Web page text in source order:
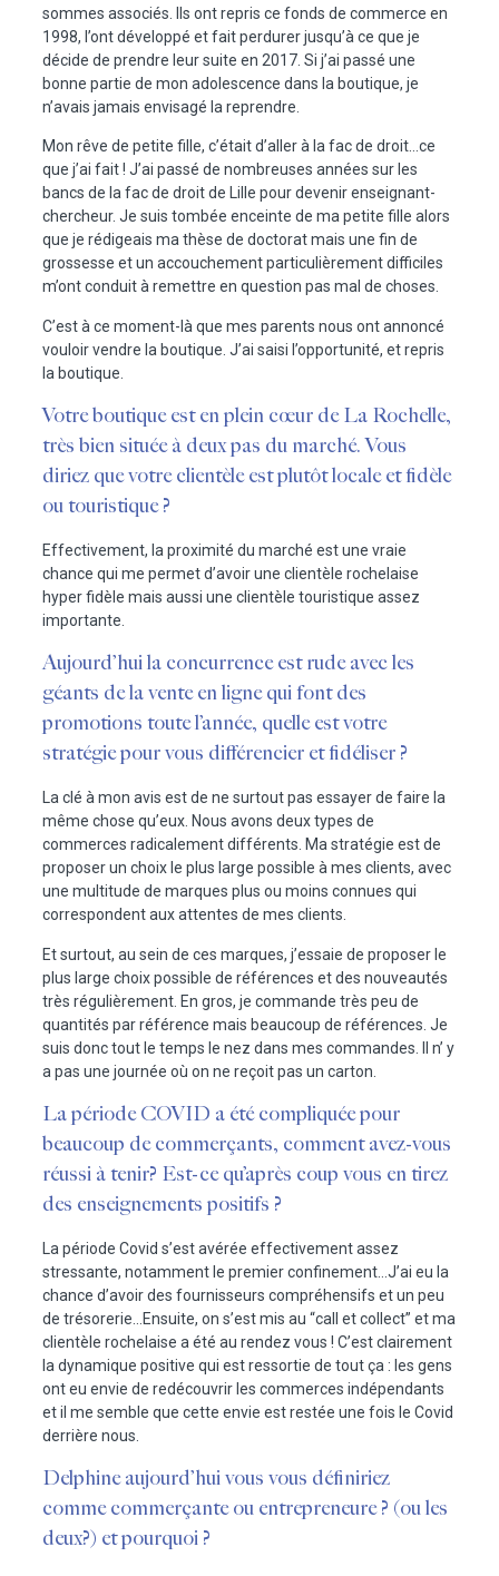
sommes associés. Ils ont repris ce fonds de commerce en
1998, l’ont développé et fait perdurer jusqu’à ce que je
décide de prendre leur suite en 2017. Si j’ai passé une
bonne partie de mon adolescence dans la boutique, je
n’avais jamais envisagé la reprendre.
Mon rêve de petite fille, c’était d’aller à la fac de droit…ce
que j’ai fait ! J’ai passé de nombreuses années sur les
bancs de la fac de droit de Lille pour devenir enseignant-
chercheur. Je suis tombée enceinte de ma petite fille alors
que je rédigeais ma thèse de doctorat mais une fin de
grossesse et un accouchement particulièrement difficiles
m’ont conduit à remettre en question pas mal de choses.
C’est à ce moment-là que mes parents nous ont annoncé
vouloir vendre la boutique. J’ai saisi l’opportunité, et repris
la boutique.
Votre boutique est en plein cœur de La Rochelle,
très bien située à deux pas du marché. Vous
diriez que votre clientèle est plutôt locale et fidèle
ou touristique ?
Effectivement, la proximité du marché est une vraie
chance qui me permet d’avoir une clientèle rochelaise
hyper fidèle mais aussi une clientèle touristique assez
importante.
Aujourd’hui la concurrence est rude avec les
géants de la vente en ligne qui font des
promotions toute l’année, quelle est votre
stratégie pour vous différencier et fidéliser ?
La clé à mon avis est de ne surtout pas essayer de faire la
même chose qu’eux. Nous avons deux types de
commerces radicalement différents. Ma stratégie est de
proposer un choix le plus large possible à mes clients, avec
une multitude de marques plus ou moins connues qui
correspondent aux attentes de mes clients.
Et surtout, au sein de ces marques, j’essaie de proposer le
plus large choix possible de références et des nouveautés
très régulièrement. En gros, je commande très peu de
quantités par référence mais beaucoup de références. Je
suis donc tout le temps le nez dans mes commandes. Il n’ y
a pas une journée où on ne reçoit pas un carton.
La période COVID a été compliquée pour
beaucoup de commerçants, comment avez-vous
réussi à tenir? Est-ce qu’après coup vous en tirez
des enseignements positifs ?
La période Covid s’est avérée effectivement assez
stressante, notamment le premier confinement…J’ai eu la
chance d’avoir des fournisseurs compréhensifs et un peu
de trésorerie…Ensuite, on s’est mis au “call et collect” et ma
clientèle rochelaise a été au rendez vous ! C’est clairement
la dynamique positive qui est ressortie de tout ça : les gens
ont eu envie de redécouvrir les commerces indépendants
et il me semble que cette envie est restée une fois le Covid
derrière nous.
Delphine aujourd’hui vous vous définiriez
comme commerçante ou entrepreneure ? (ou les
deux?) et pourquoi ?